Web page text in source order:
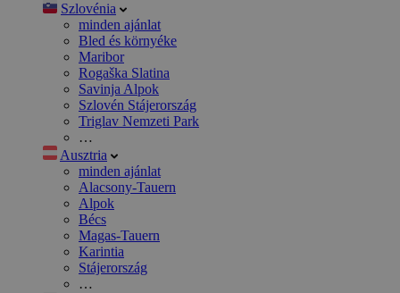
Szlovénia
minden ajánlat
Bled és környéke
Maribor
Rogaška Slatina
Savinja Alpok
Szlovén Stájerország
Triglav Nemzeti Park
…
Ausztria
minden ajánlat
Alacsony-Tauern
Alpok
Bécs
Magas-Tauern
Karintia
Stájerország
…